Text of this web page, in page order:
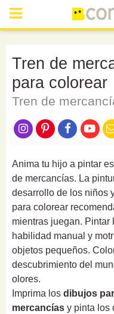
Tren de
para colorear
Tren de
Anima tu hijo a pintar
de mercancías. La
desarrollo de los niños
para colorear
mientras juegan. Pintar
habilidad manual y
objetos pequeños.
descubrimiento del
olores.
Imprima los dibujos
mercancías y pinta los